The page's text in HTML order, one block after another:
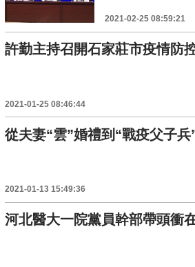
2021-02-25 08:59:21
許勤主持召開石家莊市疫情防
2021-01-25 08:46:44
從夫妻“雲”婚禮到“戰疫父子兵
2021-01-13 15:49:36
河北醫大一院黨員幹部帶頭衝